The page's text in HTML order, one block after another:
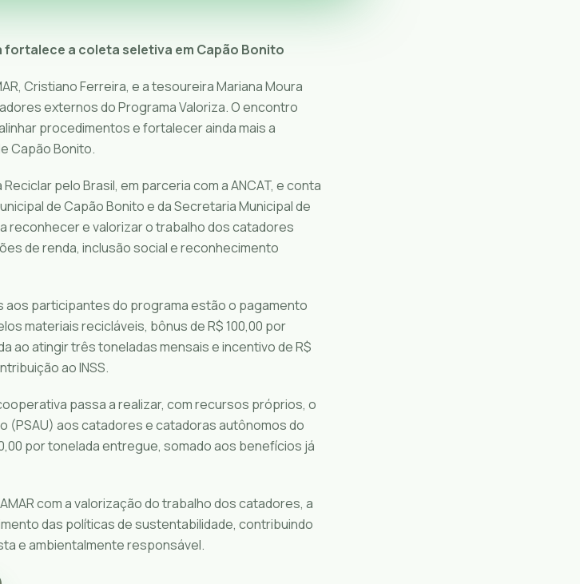
fortalece a coleta seletiva em Capão Bonito
Cristiano Ferreira, e a tesoureira Mariana Moura
externos do Programa Valoriza. O encontro
procedimentos e fortalecer ainda mais a
Capão Bonito.
pelo Brasil, em parceria com a ANCAT, e conta
de Capão Bonito e da Secretaria Municipal de
reconhecer e valorizar o trabalho dos catadores
de renda, inclusão social e reconhecimento
participantes do programa estão o pagamento
materiais recicláveis, bônus de R$ 100,00 por
ao atingir três toneladas mensais e incentivo de R$
ao INSS.
passa a realizar, com recursos próprios, o
(PSAU) aos catadores e catadoras autônomos do
por tonelada entregue, somado aos benefícios já
com a valorização do trabalho dos catadores, a
das políticas de sustentabilidade, contribuindo
e ambientalmente responsável.